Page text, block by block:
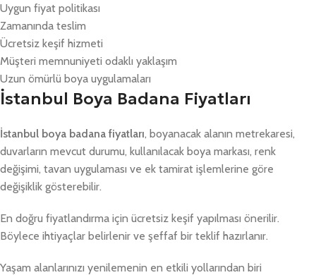
Uygun fiyat politikası
Zamanında teslim
Ücretsiz keşif hizmeti
Müşteri memnuniyeti odaklı yaklaşım
Uzun ömürlü boya uygulamaları
İstanbul Boya Badana Fiyatları
İstanbul boya badana fiyatları, boyanacak alanın metrekaresi,
duvarların mevcut durumu, kullanılacak boya markası, renk
değişimi, tavan uygulaması ve ek tamirat işlemlerine göre
değişiklik gösterebilir.
En doğru fiyatlandırma için ücretsiz keşif yapılması önerilir.
Böylece ihtiyaçlar belirlenir ve şeffaf bir teklif hazırlanır.
Yaşam alanlarınızı yenilemenin en etkili yollarından biri